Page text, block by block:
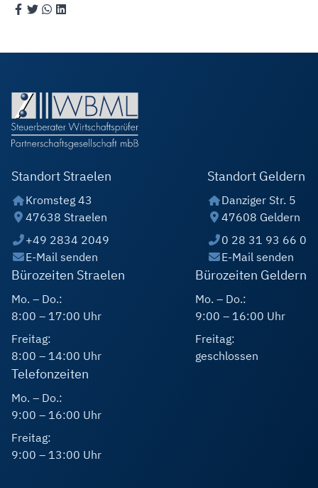
Standort Straelen
Kromsteg 43
47638 Straelen
+49 2834 2049
E-Mail senden
Standort Geldern
Danziger Str. 5
47608 Geldern
0 28 31 93 66 0
E-Mail senden
Bürozeiten Straelen
Mo. – Do.:
8:00 – 17:00 Uhr
Freitag:
8:00 – 14:00 Uhr
Bürozeiten Geldern
Mo. – Do.:
9:00 – 16:00 Uhr
Freitag:
geschlossen
Telefonzeiten
Mo. – Do.:
9:00 – 16:00 Uhr
Freitag:
9:00 – 13:00 Uhr